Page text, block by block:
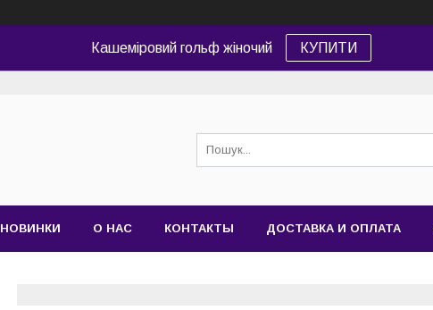
Кашеміровий гольф жіночий КУПИТИ
НОВИНКИ О НАС КОНТАКТЫ ДОСТАВКА И ОПЛАТА